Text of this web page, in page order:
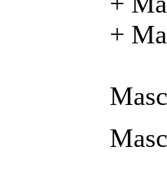
+